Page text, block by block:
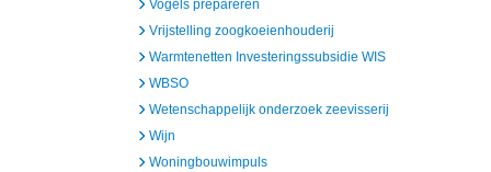
Vogels prepareren
Vrijstelling zoogkoeienhouderij
Warmtenetten Investeringssubsidie WIS
WBSO
Wetenschappelijk onderzoek zeevisserij
Wijn
Woningbouwimpuls